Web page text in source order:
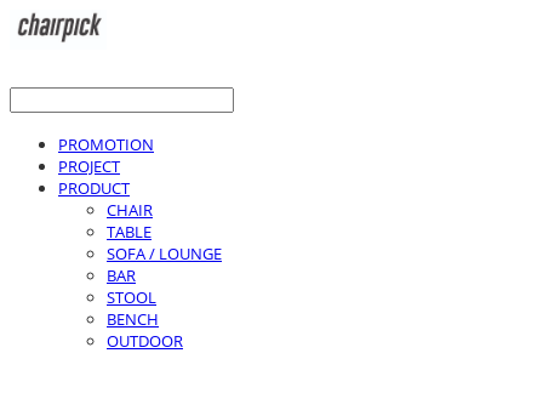
PROMOTION
PROJECT
PRODUCT
CHAIR
TABLE
SOFA / LOUNGE
BAR
STOOL
BENCH
OUTDOOR